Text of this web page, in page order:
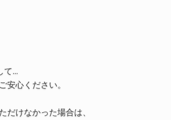
て...
安心ください。
だけなかった場合は、